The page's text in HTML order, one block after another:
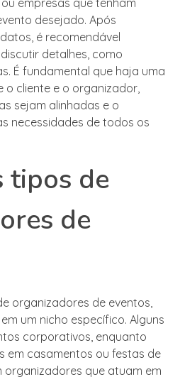
empresas que tenham
desejado. Após
é recomendável
detalhes, como
É fundamental que haja uma
cliente e o organizador,
sejam alinhadas e o
necessidades de todos os
tipos de
de
organizadores de eventos,
um nicho específico. Alguns
corporativos, enquanto
em casamentos ou festas de
organizadores que atuam em